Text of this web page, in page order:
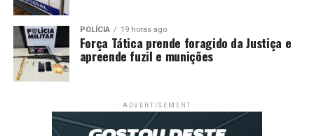
Também participaram da reunião: Neurilam Fraga
(Cisvarc), secretário adjunto da SES-MT, Juliano Melo, os
prefeitos Margareth da Silva (Barão de Melgaço) e Flávia
Moretti (Várzea Grande), além do vice-prefeito de
Várzea Grande, Tião da Zaeli, e os secretários de Saúde
ALMT – MT
POLÍCIA 19 horas ago
Força Tática prende foragido da Justiça e
apreende fuzil e munições
ADVERTISEMENT